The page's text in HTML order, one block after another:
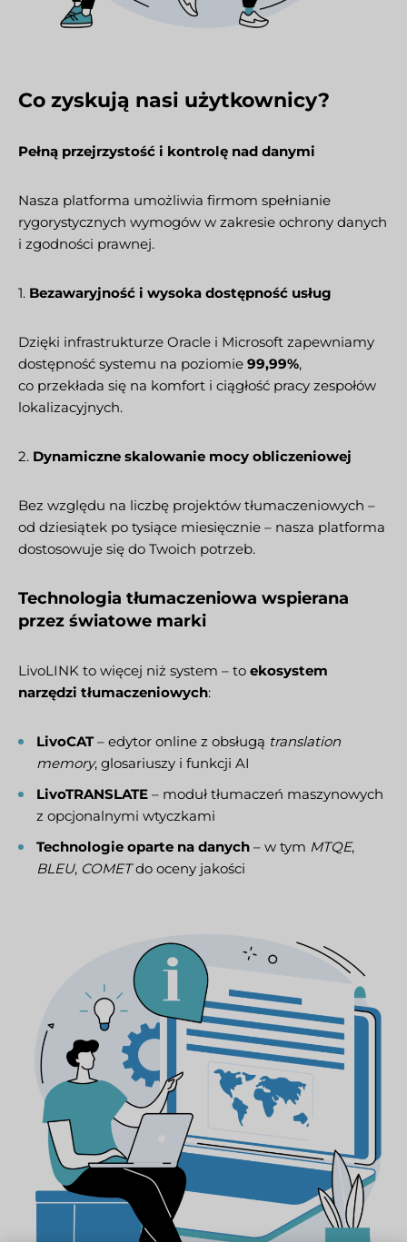
Co zyskują nasi użytkownicy?
Pełną przejrzystość i kontrolę nad danymi
Nasza platforma umożliwia firmom spełnianie
rygorystycznych wymogów w zakresie ochrony danych
i zgodności prawnej.
1. Bezawaryjność i wysoka dostępność usług
Dzięki infrastrukturze Oracle i Microsoft zapewniamy
dostępność systemu na poziomie 99,99%,
co przekłada się na komfort i ciągłość pracy zespołów
lokalizacyjnych.
2. Dynamiczne skalowanie mocy obliczeniowej
Bez względu na liczbę projektów tłumaczeniowych –
od dziesiątek po tysiące miesięcznie – nasza platforma
dostosowuje się do Twoich potrzeb.
Technologia tłumaczeniowa wspierana
przez światowe marki
LivoLINK to więcej niż system – to ekosystem
narzędzi tłumaczeniowych:
LivoCAT– edytor online z obsługą translation
memory, glosariuszy i funkcji AI
LivoTRANSLATE – moduł tłumaczeń maszynowych
z opcjonalnymi wtyczkami
Technologie oparte na danych – w tym MTQE,
BLEU, COMETdo oceny jakości